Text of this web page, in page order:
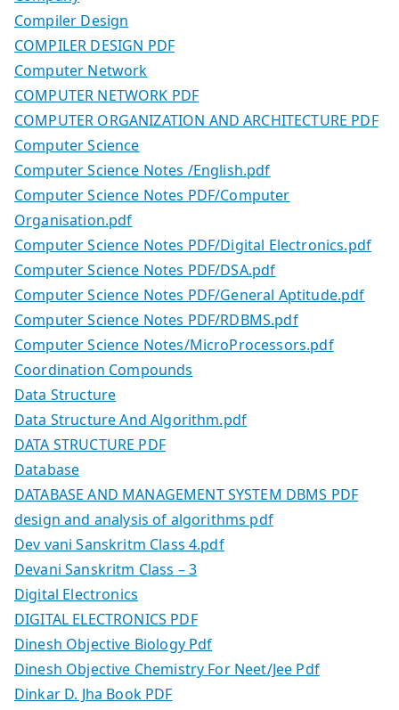
Compiler Design
COMPILER DESIGN PDF
Computer Network
COMPUTER NETWORK PDF
COMPUTER ORGANIZATION AND ARCHITECTURE PDF
Computer Science
Computer Science Notes /English.pdf
Computer Science Notes PDF/Computer
Organisation.pdf
Computer Science Notes PDF/Digital Electronics.pdf
Computer Science Notes PDF/DSA.pdf
Computer Science Notes PDF/General Aptitude.pdf
Computer Science Notes PDF/RDBMS.pdf
Computer Science Notes/MicroProcessors.pdf
Coordination Compounds
Data Structure
Data Structure And Algorithm.pdf
DATA STRUCTURE PDF
Database
DATABASE AND MANAGEMENT SYSTEM DBMS PDF
design and analysis of algorithms pdf
Dev vani Sanskritm Class 4.pdf
Devani Sanskritm Class – 3
Digital Electronics
DIGITAL ELECTRONICS PDF
Dinesh Objective Biology Pdf
Dinesh Objective Chemistry For Neet/Jee Pdf
Dinkar D. Jha Book PDF